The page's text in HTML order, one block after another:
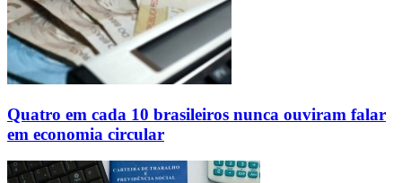
Quatro em cada 10 brasileiros nunca ouviram falar
em economia circular